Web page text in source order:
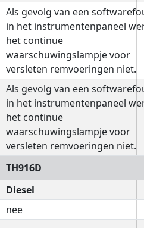
Als gevolg van een
in het instrumentenpaneel
het continue
waarschuwingslampje voor
versleten remvoeringen niet.
Als gevolg van een
in het instrumentenpaneel
het continue
waarschuwingslampje voor
versleten remvoeringen niet.
TH916D
Diesel
nee